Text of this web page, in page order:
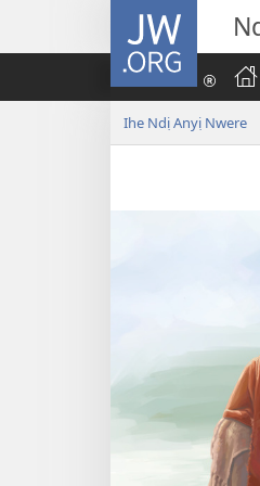
JW.ORG
Ihe Ndị Anyị Nwere